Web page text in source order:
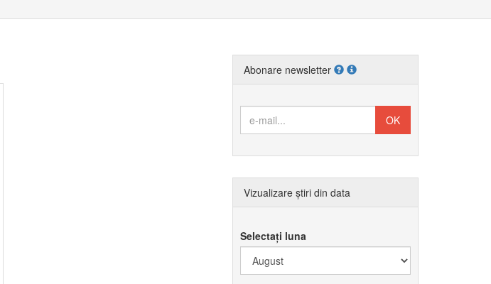
Abonare newsletter
Vizualizare știri din data
Selectați luna